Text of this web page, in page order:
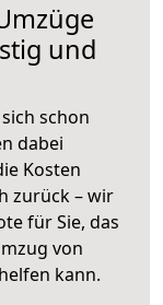
und
schon
dabei
Kosten
zurück – wir
für Sie, das
von
kann.